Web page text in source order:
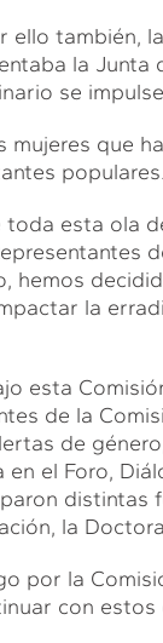
ello también,
la
se
mujeres que
populares.
esta ola
hemos
la
esta
de la
de
el Foro,
distintas
la
por la
con